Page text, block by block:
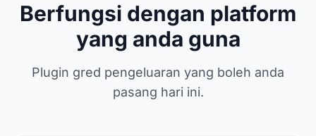
Berfungsi dengan platform
yang anda guna
Plugin gred pengeluaran yang boleh anda
pasang hari ini.